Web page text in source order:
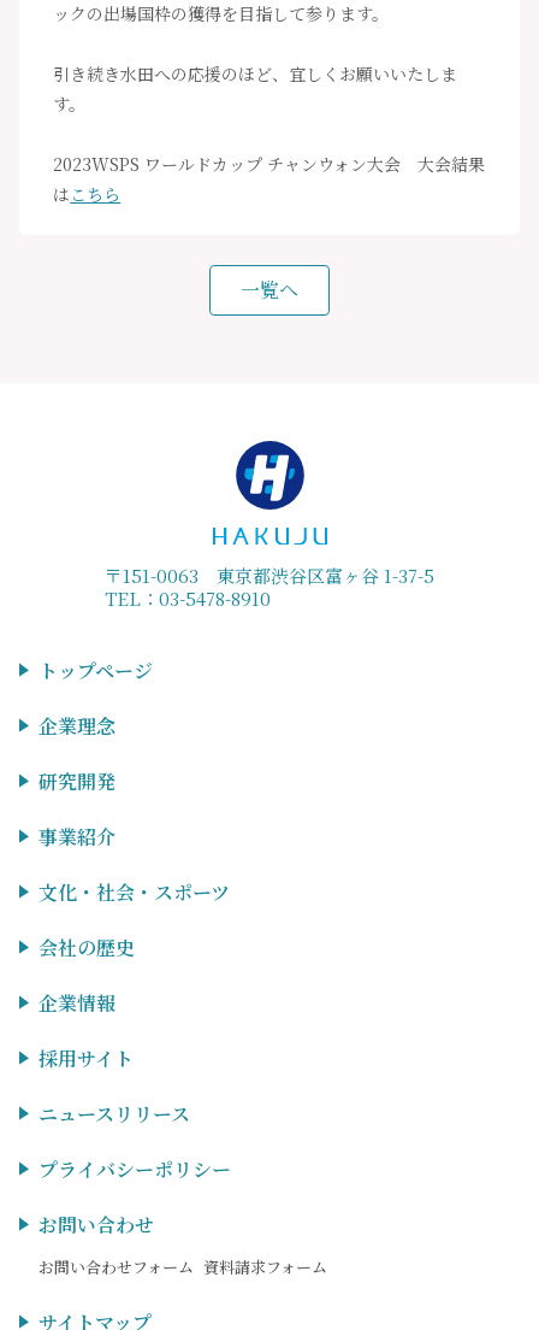
ックの出場国枠の獲得を目指して参ります。
引き続き水田への応援のほど、宜しくお願いいたしま
す。
2023WSPS ワールドカップ チャンウォン大会 大会結果
は こちら
一覧へ
〒151-0063 東京都渋谷区富ヶ谷 1-37-5
TEL：03-5478-8910
トップページ
企業理念
研究開発
事業紹介
文化・社会・スポーツ
会社の歴史
企業情報
採用サイト
ニュースリリース
プライバシーポリシー
お問い合わせ
お問い合わせフォーム 資料請求フォーム
サイトマップ